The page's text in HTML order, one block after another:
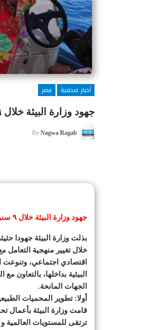
أخبار صحفية
مصر
جهود وزارة البيئة خلال ٩ سنوات من أجل الحفاظ على الموارد الطبيعية والتنوع البيولوجى
By Nagwa Ragab
جهود وزارة البيئة خلال ٩ سنوات من أجل الحفاظ على الموارد الطبيعية والتنوع البيولوجى
خلال تغيير منهجية
اقتصادي اجتماعي، وتنوعت
البيئية بداخلها،
الجهات المانحة.
أولا: تطوير المحميات
قامت وزارة البيئة بأعمال